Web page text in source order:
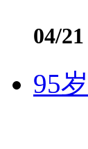
04/
95